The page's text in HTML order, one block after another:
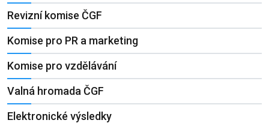
Revizní komise ČGF
Komise pro PR a marketing
Komise pro vzdělávání
Valná hromada ČGF
Elektronické výsledky